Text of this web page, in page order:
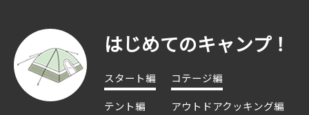
はじめてのキャンプ！
スタート編
コテージ編
テント編
アウトドアクッキング編